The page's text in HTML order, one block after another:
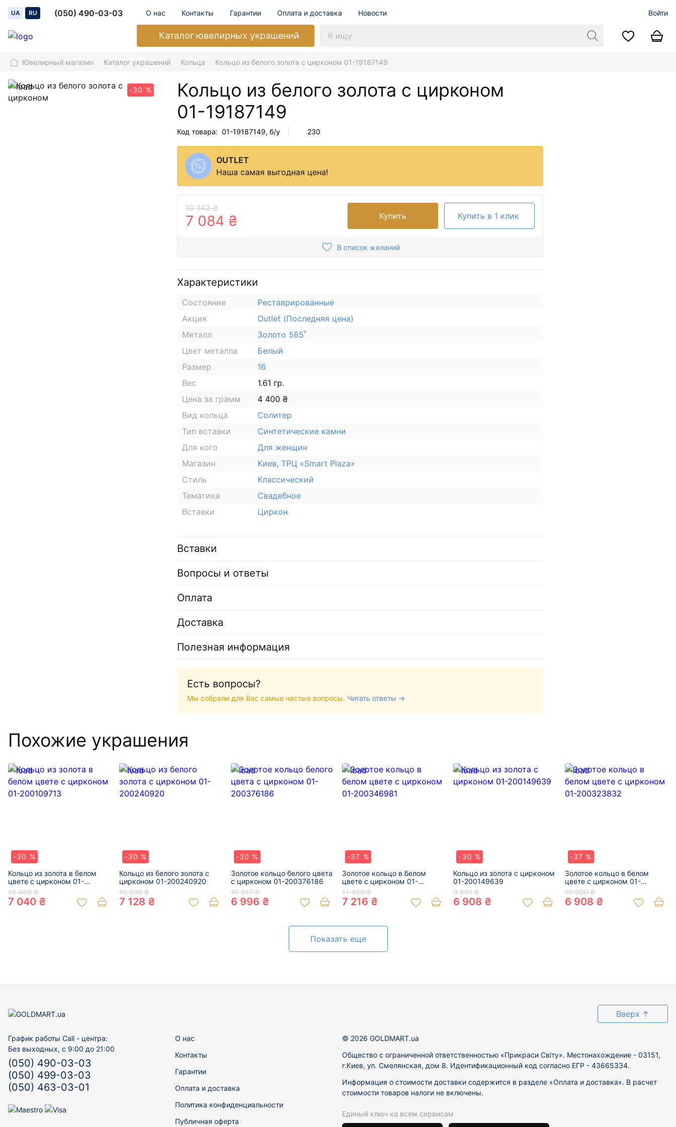
UA RU (050) 490-03-03 О нас Контакты Гарантии Оплата и доставка Новости Войти
Каталогювелирных украшений
Ювелирный магазин Каталог украшений Кольца Кольцо из белого золота с цирконом 01-19187149
-30 %
Кольцо из белого золота с цирконом
01-19187149
Код товара: 01-19187149, б/у 230
OUTLET
Наша самая выгодная цена!
10 143 ₴
7 084 ₴ Купить Купить в 1 клик
В список желаний
Характеристики
Состояние
Реставрированные
Акция
Outlet (Последняя цена)
Металл
Золото 585˚
Цвет металла
Белый
Размер
16
Вес
1.61 гр.
Цена за грамм
4 400 ₴
Вид кольца
Солитер
Тип вставки
Синтетические камни
Для кого
Для женщин
Магазин
Киев, ТРЦ «Smart Plaza»
Стиль
Классический
Тематика
Свадебное
Вставки
Циркон
Вставки
Вопросы и ответы
Оплата
Доставка
Полезная информация
Есть вопросы?
Мы собрали для Вас самые частые вопросы. Читать ответы →
Похожие украшения
-30 %
Кольцо из золота в белом
цвете с цирконом 01-
200109713
10 080 ₴
7 040 ₴
-30 %
Кольцо из белого золота с
цирконом 01-200240920
10 206 ₴
7 128 ₴
-30 %
Золотое кольцо белого цвета
с цирконом 01-200376186
10 017 ₴
6 996 ₴
-37 %
Золотое кольцо в белом
цвете с цирконом 01-
200346981
11 480 ₴
7 216 ₴
-30 %
Кольцо из золота с цирконом
01-200149639
9 891 ₴
6 908 ₴
-37 %
Золотое кольцо в белом
цвете с цирконом 01-
200323832
10 990 ₴
6 908 ₴
Показать еще
Вверх ↑
График работы Call - центра:
Без выходных, с 9:00 до 21:00
(050) 490-03-03
(050) 499-03-03
(050) 463-03-01
О нас
Контакты
Гарантии
Оплата и доставка
Политика конфиденциальности
Публичная оферта
© 2026 GOLDMART.ua
Общество с ограниченной ответственностью «Прикраси Світу». Местонахождение - 03151,
г.Киев, ул. Смелянская, дом 8. Идентификационный код согласно ЕГР - 43665334.
Информация о стоимости доставки содержится в разделе «Оплата и доставка». В расчет
стоимости товаров налоги не включены.
Единый ключ ко всем сервисам